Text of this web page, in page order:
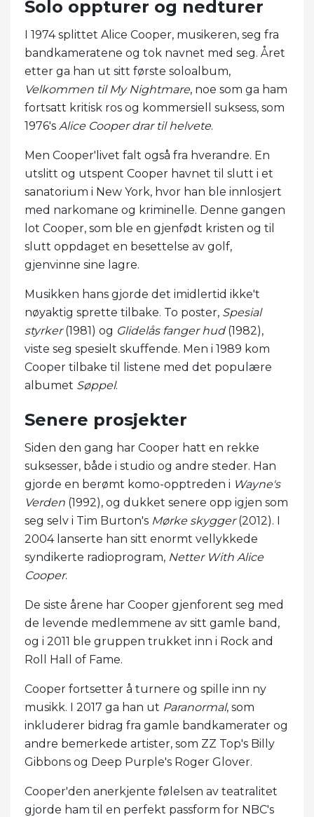
Solo oppturer og nedturer
I 1974 splittet Alice Cooper, musikeren, seg fra
bandkameratene og tok navnet med seg. Året
etter ga han ut sitt første soloalbum,
Velkommen til My Nightmare, noe som ga ham
fortsatt kritisk ros og kommersiell suksess, som
1976's Alice Cooper drar til helvete.
Men Cooper'livet falt også fra hverandre. En
utslitt og utspent Cooper havnet til slutt i et
sanatorium i New York, hvor han ble innlosjert
med narkomane og kriminelle. Denne gangen
lot Cooper, som ble en gjenfødt kristen og til
slutt oppdaget en besettelse av golf,
gjenvinne sine lagre.
Musikken hans gjorde det imidlertid ikke't
nøyaktig sprette tilbake. To poster, Spesial
styrker(1981) og Glidelås fanger hud(1982),
viste seg spesielt skuffende. Men i 1989 kom
Cooper tilbake til listene med det populære
albumet Søppel.
Senere prosjekter
Siden den gang har Cooper hatt en rekke
suksesser, både i studio og andre steder. Han
gjorde en berømt komo-opptreden i Wayne's
Verden (1992), og dukket senere opp igjen som
seg selv i Tim Burton's Mørke skygger(2012). I
2004 lanserte han sitt enormt vellykkede
syndikerte radioprogram, Netter With Alice
Cooper.
De siste årene har Cooper gjenforent seg med
de levende medlemmene av sitt gamle band,
og i 2011 ble gruppen trukket inn i Rock and
Roll Hall of Fame.
Cooper fortsetter å turnere og spille inn ny
musikk. I 2017 ga han ut Paranormal, som
inkluderer bidrag fra gamle bandkamerater og
andre bemerkede artister, som ZZ Top's Billy
Gibbons og Deep Purple's Roger Glover.
Cooper'den anerkjente følelsen av teatralitet
gjorde ham til en perfekt passform for NBC's